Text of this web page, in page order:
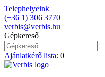
Telephelyeink
(+36 1) 306 3770
verbis@verbis.hu
Gépkereső
Ajánlatkérő lista: 0